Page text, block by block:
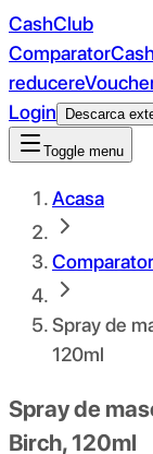
CashClub
Comparator
reducere
Login
Descarca
Toggle menu
Acasa
Spray de
120ml
Spray de
Birch, 120ml